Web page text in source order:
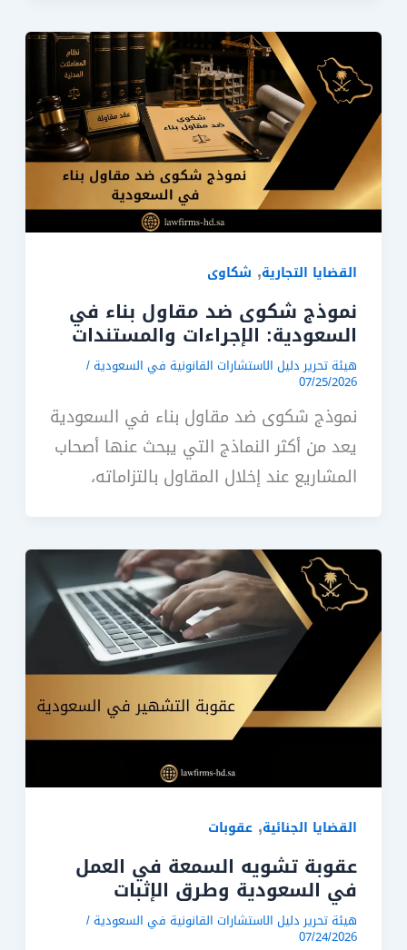
القضايا التجارية, شكاوى
نموذج شكوى ضد مقاول بناء في
السعودية: الإجراءات والمستندات
هيئة تحرير دليل الاستشارات القانونية في السعودية /
07/25/2026
نموذج شكوى ضد مقاول بناء في السعودية
يعد من أكثر النماذج التي يبحث عنها أصحاب
المشاريع عند إخلال المقاول بالتزاماته،
القضايا الجنائية, عقوبات
عقوبة تشويه السمعة في العمل
في السعودية وطرق الإثبات
هيئة تحرير دليل الاستشارات القانونية في السعودية /
07/24/2026